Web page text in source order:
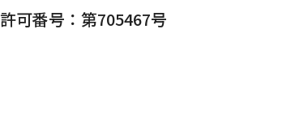
許可番号：第705467号